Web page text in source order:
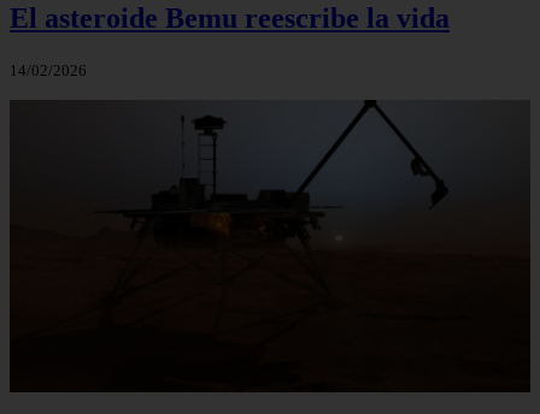
El asteroide Bemu reescribe la vida
14/02/2026